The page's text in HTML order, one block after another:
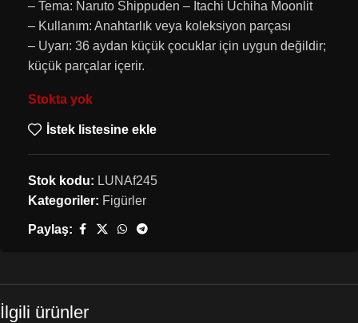
– Tema: Naruto Shippuden – Itachi Uchiha Moonlit
– Kullanım: Anahtarlık veya koleksiyon parçası
– Uyarı: 36 aydan küçük çocuklar için uygun değildir;
küçük parçalar içerir.
Stokta yok
İstek listesine ekle
Stok kodu: LUNAf245
Kategoriler: Figürler
Paylaş:
İlgili ürünler